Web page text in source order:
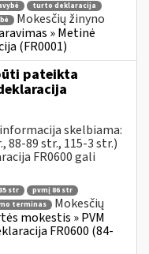
turto deklaracija
Mokesčių žinyno
» Metinė
(FR0001)
pateikta
skelbiama:
88-89 str., 115-3 str.)
FR0600 gali
str
pvmį 86 str
terminas
Mokesčių
mokestis » PVM
FR0600 (84-